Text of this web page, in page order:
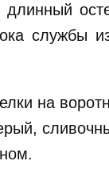
длинный
службы
на